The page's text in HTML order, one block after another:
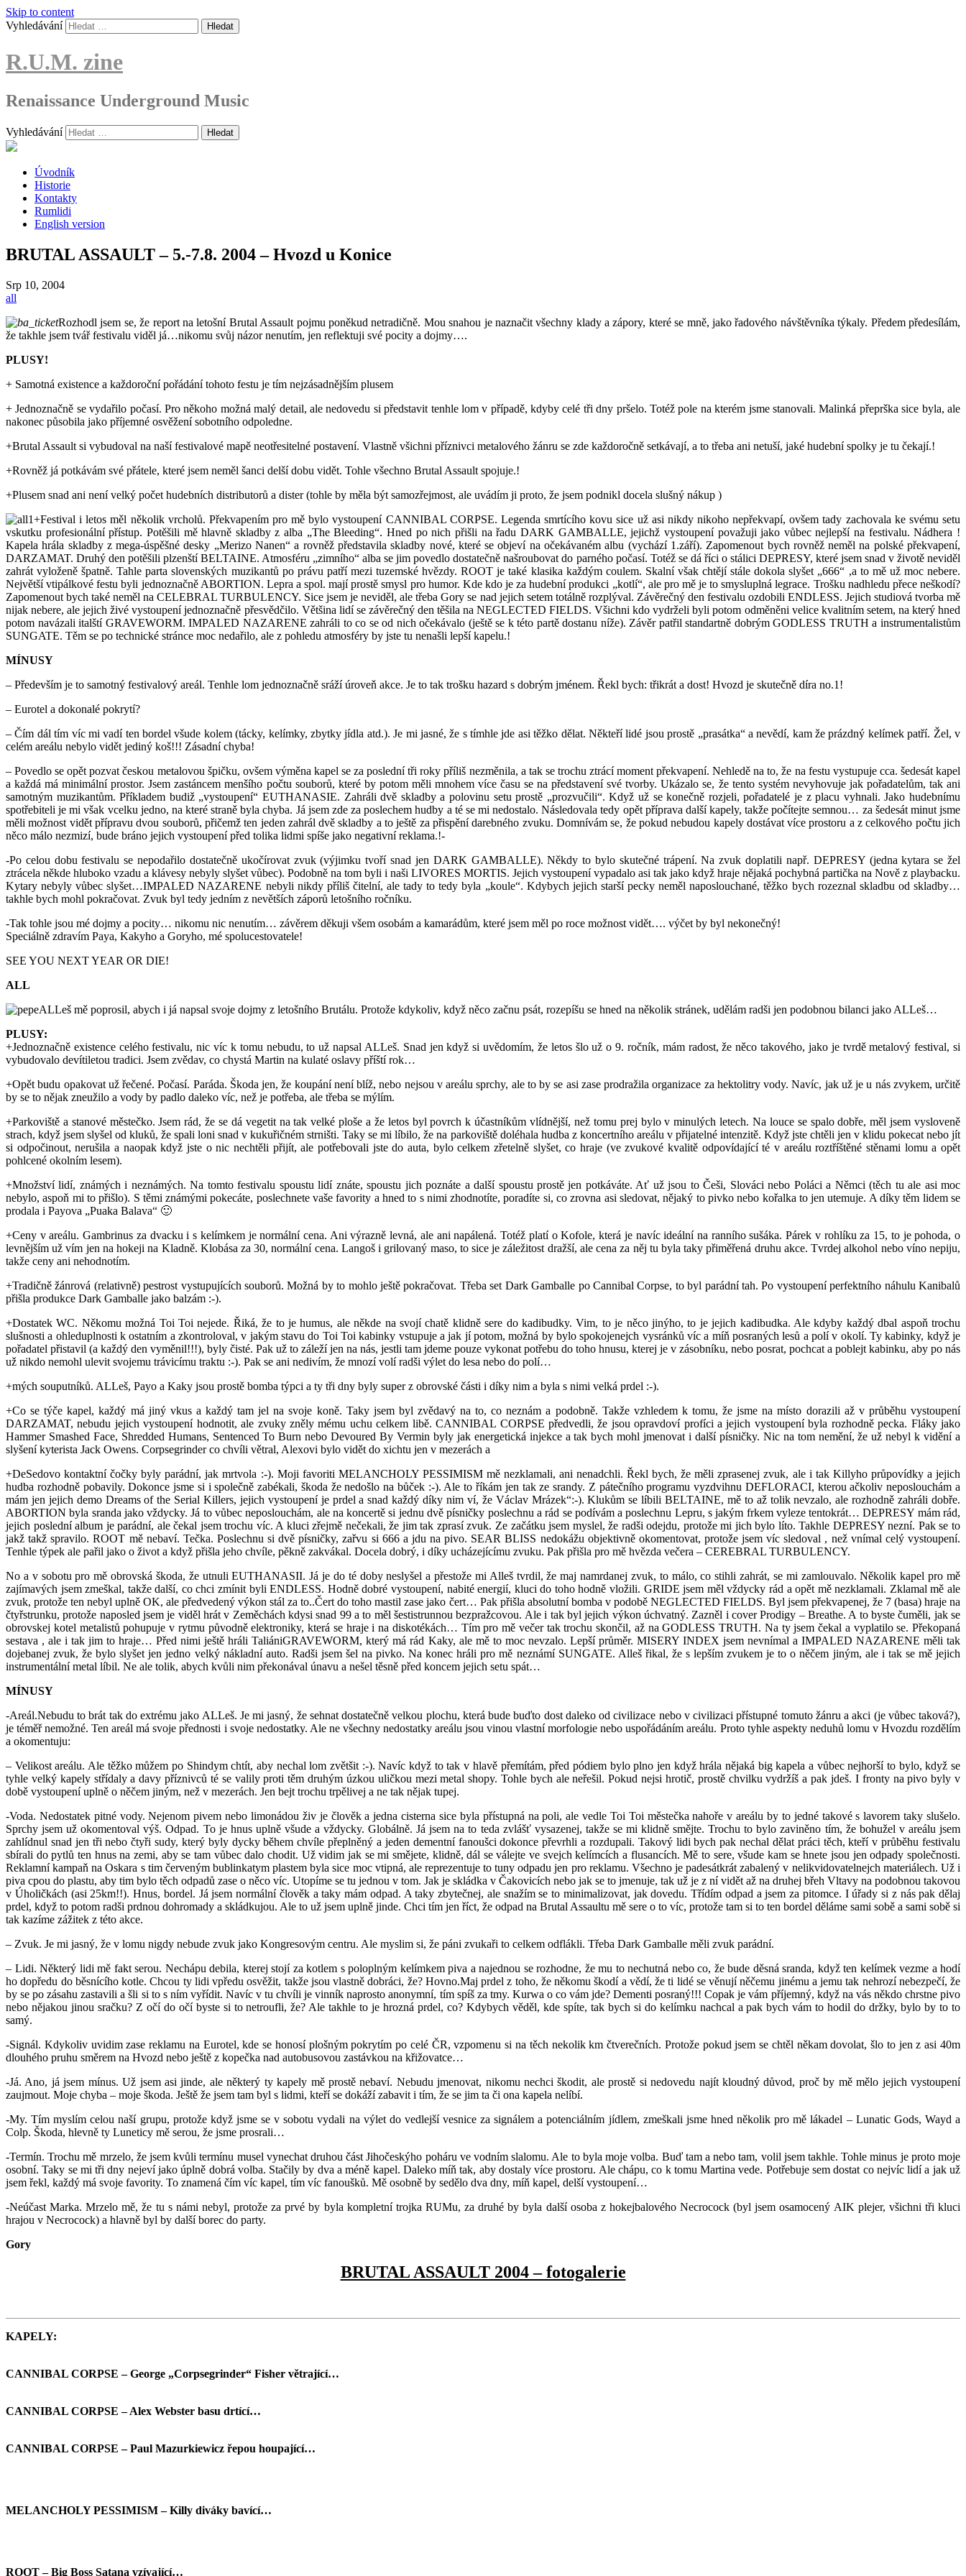
Skip to content
Vyhledávání
R.U.M. zine
Renaissance Underground Music
Vyhledávání
Úvodník
Historie
Kontakty
Rumlidi
English version
BRUTAL ASSAULT – 5.-7.8. 2004 – Hvozd u Konice
Srp 10, 2004
all
Rozhodl jsem se, že report na letošní Brutal Assault pojmu poněkud netradičně. Mou snahou je naznačit všechny klady a zápory, které se mně, jako řadového návštěvníka týkaly. Předem předesílám,
že takhle jsem tvář festivalu viděl já…nikomu svůj názor nenutím, jen reflektuji své pocity a dojmy….
PLUSY!
+ Samotná existence a každoroční pořádání tohoto festu je tím nejzásadnějším plusem
+ Jednoznačně se vydařilo počasí. Pro někoho možná malý detail, ale nedovedu si představit tenhle lom v případě, kdyby celé tři dny pršelo. Totéž pole na kterém jsme stanovali. Malinká přeprška sice byla, ale
nakonec působila jako příjemné osvěžení sobotního odpoledne.
+Brutal Assault si vybudoval na naší festivalové mapě neotřesitelné postavení. Vlastně všichni příznivci metalového žánru se zde každoročně setkávají, a to třeba ani netuší, jaké hudební spolky je tu čekají.!
+Rovněž já potkávám své přátele, které jsem neměl šanci delší dobu vidět. Tohle všechno Brutal Assault spojuje.!
+Plusem snad ani není velký počet hudebních distributorů a dister (tohle by měla být samozřejmost, ale uvádím ji proto, že jsem podnikl docela slušný nákup )
+Festival i letos měl několik vrcholů. Překvapením pro mě bylo vystoupení CANNIBAL CORPSE. Legenda smrtícího kovu sice už asi nikdy nikoho nepřekvapí, ovšem tady zachovala ke svému setu
vskutku profesionální přístup. Potěšili mě hlavně skladby z alba „The Bleeding“. Hned po nich přišli na řadu DARK GAMBALLE, jejichž vystoupení považuji jako vůbec nejlepší na festivalu. Nádhera !
Kapela hrála skladby z mega-úspěšné desky „Merizo Nanen“ a rovněž představila skladby nové, které se objeví na očekávaném albu (vychází 1.září). Zapomenout bych rovněž neměl na polské překvapení,
DARZAMAT. Druhý den potěšili plzenští BELTAINE. Atmosféru „zimního“ alba se jim povedlo dostatečně našroubovat do parného počasí. Totéž se dá říci o stálici DEPRESY, které jsem snad v životě neviděl
zahrát vyloženě špatně. Tahle parta slovenských muzikantů po právu patří mezi tuzemské hvězdy. ROOT je také klasika každým coulem. Skalní však chtějí stále dokola slyšet „666“ ,a to mě už moc nebere.
Největší vtipálkové festu byli jednoznačně ABORTION. Lepra a spol. mají prostě smysl pro humor. Kde kdo je za hudební produkci „kotlí“, ale pro mě je to smysluplná legrace. Trošku nadhledu přece neškodí?
Zapomenout bych také neměl na CELEBRAL TURBULENCY. Sice jsem je neviděl, ale třeba Gory se nad jejich setem totálně rozplýval. Závěrečný den festivalu ozdobili ENDLESS. Jejich studiová tvorba mě
nijak nebere, ale jejich živé vystoupení jednoznačně přesvědčilo. Většina lidí se závěrečný den těšila na NEGLECTED FIELDS. Všichni kdo vydrželi byli potom odměněni velice kvalitním setem, na který hned
potom navázali italští GRAVEWORM. IMPALED NAZARENE zahráli to co se od nich očekávalo (ještě se k této partě dostanu níže). Závěr patřil standartně dobrým GODLESS TRUTH a instrumentalistům
SUNGATE. Těm se po technické stránce moc nedařilo, ale z pohledu atmosféry by jste tu nenašli lepší kapelu.!
MÍNUSY
– Především je to samotný festivalový areál. Tenhle lom jednoznačně sráží úroveň akce. Je to tak trošku hazard s dobrým jménem. Řekl bych: třikrát a dost! Hvozd je skutečně díra no.1!
– Eurotel a dokonalé pokrytí?
– Čím dál tím víc mi vadí ten bordel všude kolem (tácky, kelímky, zbytky jídla atd.). Je mi jasné, že s tímhle jde asi těžko dělat. Někteří lidé jsou prostě „prasátka“ a nevědí, kam že prázdný kelímek patří. Žel, v
celém areálu nebylo vidět jediný koš!!! Zásadní chyba!
– Povedlo se opět pozvat českou metalovou špičku, ovšem výměna kapel se za poslední tři roky příliš nezměnila, a tak se trochu ztrácí moment překvapení. Nehledě na to, že na festu vystupuje cca. šedesát kapel
a každá má minimální prostor. Jsem zastáncem menšího počtu souborů, které by potom měli mnohem více času se na představení své tvorby. Ukázalo se, že tento systém nevyhovuje jak pořadatelům, tak ani
samotným muzikantům. Příkladem budiž „vystoupení“ EUTHANASIE. Zahráli dvě skladby a polovinu setu prostě „prozvučili“. Když už se konečně rozjeli, pořadatelé je z placu vyhnali. Jako hudebnímu
spotřebiteli je mi však vcelku jedno, na které straně byla chyba. Já jsem zde za poslechem hudby a té se mi nedostalo. Následovala tedy opět příprava další kapely, takže počítejte semnou… za šedesát minut jsme
měli možnost vidět přípravu dvou souborů, přičemž ten jeden zahrál dvě skladby a to ještě za přispění darebného zvuku. Domnívám se, že pokud nebudou kapely dostávat více prostoru a z celkového počtu jich
něco málo nezmizí, bude bráno jejich vystoupení před tolika lidmi spíše jako negativní reklama.!-
-Po celou dobu festivalu se nepodařilo dostatečně ukočírovat zvuk (výjimku tvoří snad jen DARK GAMBALLE). Někdy to bylo skutečné trápení. Na zvuk doplatili např. DEPRESY (jedna kytara se žel
ztrácela někde hluboko vzadu a klávesy nebyly slyšet vůbec). Podobně na tom byli i naši LIVORES MORTIS. Jejich vystoupení vypadalo asi tak jako když hraje nějaká pochybná partička na Nově z playbacku.
Kytary nebyly vůbec slyšet…IMPALED NAZARENE nebyli nikdy příliš čitelní, ale tady to tedy byla „koule“. Kdybych jejich starší pecky neměl naposlouchané, těžko bych rozeznal skladbu od skladby…
takhle bych mohl pokračovat. Zvuk byl tedy jedním z nevětších záporů letošního ročníku.
-Tak tohle jsou mé dojmy a pocity… nikomu nic nenutím… závěrem děkuji všem osobám a kamarádům, které jsem měl po roce možnost vidět…. výčet by byl nekonečný!
Speciálně zdravím Paya, Kakyho a Goryho, mé spolucestovatele!
SEE YOU NEXT YEAR OR DIE!
ALL
ALLeš mě poprosil, abych i já napsal svoje dojmy z letošního Brutálu. Protože kdykoliv, když něco začnu psát, rozepíšu se hned na několik stránek, udělám radši jen podobnou bilanci jako ALLeš…
PLUSY:
+Jednoznačně existence celého festivalu, nic víc k tomu nebudu, to už napsal ALLeš. Snad jen když si uvědomím, že letos šlo už o 9. ročník, mám radost, že něco takového, jako je tvrdě metalový festival, si
vybudovalo devítiletou tradici. Jsem zvědav, co chystá Martin na kulaté oslavy příští rok…
+Opět budu opakovat už řečené. Počasí. Paráda. Škoda jen, že koupání není blíž, nebo nejsou v areálu sprchy, ale to by se asi zase prodražila organizace za hektolitry vody. Navíc, jak už je u nás zvykem, určitě
by se to nějak zneužilo a vody by padlo daleko víc, než je potřeba, ale třeba se mýlím.
+Parkoviště a stanové městečko. Jsem rád, že se dá vegetit na tak velké ploše a že letos byl povrch k účastníkům vlídnější, než tomu prej bylo v minulých letech. Na louce se spalo dobře, měl jsem vysloveně
strach, když jsem slyšel od kluků, že spali loni snad v kukuřičném strništi. Taky se mi líbilo, že na parkoviště doléhala hudba z koncertního areálu v přijatelné intenzitě. Když jste chtěli jen v klidu pokecat nebo jít
si odpočinout, nerušila a naopak když jste o nic nechtěli přijít, ale potřebovali jste do auta, bylo celkem zřetelně slyšet, co hraje (ve zvukové kvalitě odpovídající té v areálu roztříštěné stěnami lomu a opět
pohlcené okolním lesem).
+Množství lidí, známých i neznámých. Na tomto festivalu spoustu lidí znáte, spoustu jich poznáte a další spoustu prostě jen potkáváte. Ať už jsou to Češi, Slováci nebo Poláci a Němci (těch tu ale asi moc
nebylo, aspoň mi to přišlo). S těmi známými pokecáte, poslechnete vaše favority a hned to s nimi zhodnotíte, poradíte si, co zrovna asi sledovat, nějaký to pivko nebo kořalka to jen utemuje. A díky těm lidem se
prodala i Payova „Puaka Balava“ 🙂
+Ceny v areálu. Gambrinus za dvacku i s kelímkem je normální cena. Ani výrazně levná, ale ani napálená. Totéž platí o Kofole, která je navíc ideální na ranního sušáka. Párek v rohlíku za 15, to je pohoda, o
levnějším už vím jen na hokeji na Kladně. Klobása za 30, normální cena. Langoš i grilovaný maso, to sice je záležitost dražší, ale cena za něj tu byla taky přiměřená druhu akce. Tvrdej alkohol nebo víno nepiju,
takže ceny ani nehodnotím.
+Tradičně žánrová (relativně) pestrost vystupujících souborů. Možná by to mohlo ještě pokračovat. Třeba set Dark Gamballe po Cannibal Corpse, to byl parádní tah. Po vystoupení perfektního náhulu Kanibalů
přišla produkce Dark Gamballe jako balzám :-).
+Dostatek WC. Někomu možná Toi Toi nejede. Řiká, že to je humus, ale někde na svojí chatě klidně sere do kadibudky. Vim, to je něco jinýho, to je jejich kadibudka. Ale kdyby každý dbal aspoň trochu
slušnosti a ohleduplnosti k ostatním a zkontroloval, v jakým stavu do Toi Toi kabinky vstupuje a jak jí potom, možná by bylo spokojenejch vysránků víc a míň posraných lesů a polí v okolí. Ty kabinky, když je
pořadatel přistavil (a každý den vyměnil!!!), byly čisté. Pak už to záleží jen na nás, jestli tam jdeme pouze vykonat potřebu do toho hnusu, kterej je v zásobníku, nebo posrat, pochcat a poblejt kabinku, aby po nás
už nikdo nemohl ulevit svojemu trávicímu traktu :-). Pak se ani nedivím, že mnozí volí radši výlet do lesa nebo do polí…
+mých souputníků. ALLeš, Payo a Kaky jsou prostě bomba týpci a ty tři dny byly super z obrovské části i díky nim a byla s nimi velká prdel :-).
+Co se týče kapel, každý má jiný vkus a každý tam jel na svoje koně. Taky jsem byl zvědavý na to, co neznám a podobně. Takže vzhledem k tomu, že jsme na místo dorazili až v průběhu vystoupení
DARZAMAT, nebudu jejich vystoupení hodnotit, ale zvuky zněly mému uchu celkem libě. CANNIBAL CORPSE předvedli, že jsou opravdoví profíci a jejich vystoupení byla rozhodně pecka. Fláky jako
Hammer Smashed Face, Shredded Humans, Sentenced To Burn nebo Devoured By Vermin byly jak energetická injekce a tak bych mohl jmenovat i další písničky. Nic na tom nemění, že už nebyl k vidění a
slyšení kyterista Jack Owens. Corpsegrinder co chvíli větral, Alexovi bylo vidět do xichtu jen v mezerách a
+DeSedovo kontaktní čočky byly parádní, jak mrtvola :-). Moji favoriti MELANCHOLY PESSIMISM mě nezklamali, ani nenadchli. Řekl bych, že měli zprasenej zvuk, ale i tak Killyho průpovídky a jejich
hudba rozhodně pobavily. Dokonce jsme si i společně zabékali, škoda že nedošlo na bůček :-). Ale to říkám jen tak ze srandy. Z pátečního programu vyzdvihnu DEFLORACI, kterou ačkoliv neposlouchám a
mám jen jejich demo Dreams of the Serial Killers, jejich vystoupení je prdel a snad každý díky nim ví, že Václav Mrázek“:-). Klukům se líbili BELTAINE, mě to až tolik nevzalo, ale rozhodně zahráli dobře.
ABORTION byla sranda jako vždycky. Já to vůbec neposlouchám, ale na koncertě si jednu dvě písničky poslechnu a rád se podívám a poslechnu Lepru, s jakým frkem vyleze tentokrát… DEPRESY mám rád,
jejich poslední album je parádní, ale čekal jsem trochu víc. A kluci zřejmě nečekali, že jim tak zprasí zvuk. Ze začátku jsem myslel, že radši odejdu, protože mi jich bylo líto. Takhle DEPRESY nezní. Pak se to
jakž takž spravilo. ROOT mě nebaví. Tečka. Poslechnu si dvě písničky, zařvu si 666 a jdu na pivo. SEAR BLISS nedokážu objektivně okomentovat, protože jsem víc sledoval , než vnímal celý vystoupení.
Tenhle týpek ale pařil jako o život a když přišla jeho chvíle, pěkně zakvákal. Docela dobrý, i díky ucházejícímu zvuku. Pak přišla pro mě hvězda večera – CEREBRAL TURBULENCY.
No a v sobotu pro mě obrovská škoda, že utnuli EUTHANASII. Já je do té doby neslyšel a přestože mi Alleš tvrdil, že maj namrdanej zvuk, to málo, co stihli zahrát, se mi zamlouvalo. Několik kapel pro mě
zajímavých jsem zmeškal, takže další, co chci zmínit byli ENDLESS. Hodně dobré vystoupení, nabité energií, kluci do toho hodně vložili. GRIDE jsem měl vždycky rád a opět mě nezklamali. Zklamal mě ale
zvuk, protože ten nebyl uplně OK, ale předvedený výkon stál za to..Čert do toho mastil zase jako čert… Pak přišla absolutní bomba v podobě NEGLECTED FIELDS. Byl jsem překvapenej, že 7 (basa) hraje na
čtyřstrunku, protože naposled jsem je viděl hrát v Zeměchách kdysi snad 99 a to měl šestistrunnou bezpražcovou. Ale i tak byl jejich výkon úchvatný. Zazněl i cover Prodigy – Breathe. A to byste čuměli, jak se
obrovskej kotel metalistů pohupuje v rytmu původně elektroniky, která se hraje i na diskotékách… Tím pro mě večer tak trochu skončil, až na GODLESS TRUTH. Na ty jsem čekal a vyplatilo se. Překopaná
sestava , ale i tak jim to hraje… Před nimi ještě hráli TaliániGRAVEWORM, který má rád Kaky, ale mě to moc nevzalo. Lepší průměr. MISERY INDEX jsem nevnímal a IMPALED NAZARENE měli tak
dojebanej zvuk, že bylo slyšet jen jedno velký nákladní auto. Radši jsem šel na pivko. Na konec hráli pro mě neznámí SUNGATE. Alleš řikal, že s lepším zvukem je to o něčem jiným, ale i tak se mě jejich
instrumentální metal líbil. Ne ale tolik, abych kvůli nim překonával únavu a nešel těsně před koncem jejich setu spát…
MÍNUSY
-Areál.Nebudu to brát tak do extrému jako ALLeš. Je mi jasný, že sehnat dostatečně velkou plochu, která bude buďto dost daleko od civilizace nebo v civilizaci přístupné tomuto žánru a akci (je vůbec taková?),
je téměř nemožné. Ten areál má svoje přednosti i svoje nedostatky. Ale ne všechny nedostatky areálu jsou vinou vlastní morfologie nebo uspořádáním areálu. Proto tyhle aspekty neduhů lomu v Hvozdu rozdělím
a okomentuju:
– Velikost areálu. Ale těžko můžem po Shindym chtít, aby nechal lom zvětšit :-). Navíc když to tak v hlavě přemítám, před pódiem bylo plno jen když hrála nějaká big kapela a vůbec nejhorší to bylo, když se
tyhle velký kapely střídaly a davy příznivců té se valily proti těm druhým úzkou uličkou mezi metal shopy. Tohle bych ale neřešil. Pokud nejsi hrotič, prostě chvilku vydržíš a pak jdeš. I fronty na pivo byly v
době vystoupení uplně o něčem jiným, než v mezerách. Jen bejt trochu trpělivej a ne tak nějak tupej.
-Voda. Nedostatek pitné vody. Nejenom pivem nebo limonádou živ je člověk a jedna cisterna sice byla přístupná na poli, ale vedle Toi Toi městečka nahoře v areálu by to jedné takové s lavorem taky slušelo.
Sprchy jsem už okomentoval výš. Odpad. To je hnus uplně všude a vždycky. Globálně. Já jsem na to teda zvlášť vysazenej, takže se mi klidně smějte. Trochu to bylo zaviněno tím, že bohužel v areálu jsem
zahlídnul snad jen tři nebo čtyři sudy, který byly dycky během chvíle přeplněný a jeden dementní fanoušci dokonce převrhli a rozdupali. Takový lidi bych pak nechal dělat práci těch, kteří v průběhu festivalu
sbírali do pytlů ten hnus na zemi, aby se tam vůbec dalo chodit. Už vidim jak se mi smějete, klidně, dál se válejte ve svejch kelímcích a flusancích. Mě to sere, všude kam se hnete jsou jen odpady společnosti.
Reklamní kampaň na Oskara s tim červeným bublinkatym plastem byla sice moc vtipná, ale reprezentuje to tuny odpadu jen pro reklamu. Všechno je padesátkrát zabalený v nelikvidovatelnejch materiálech. Už i
piva cpou do plastu, aby tim bylo těch odpadů zase o něco víc. Utopíme se tu jednou v tom. Jak je skládka v Čakovicích nebo jak se to jmenuje, tak už je z ní vidět až na druhej břeh Vltavy na podobnou takovou
v Úholičkách (asi 25km!!). Hnus, bordel. Já jsem normální člověk a taky mám odpad. A taky zbytečnej, ale snažím se to minimalizovat, jak dovedu. Třídím odpad a jsem za pitomce. I úřady si z nás pak dělaj
prdel, když to potom radši prdnou dohromady a skládkujou. Ale to už jsem uplně jinde. Chci tím jen říct, že odpad na Brutal Assaultu mě sere o to víc, protože tam si to ten bordel děláme sami sobě a sami sobě si
tak kazíme zážitek z této akce.
– Zvuk. Je mi jasný, že v lomu nigdy nebude zvuk jako Kongresovým centru. Ale myslim si, že páni zvukaři to celkem odflákli. Třeba Dark Gamballe měli zvuk parádní.
– Lidi. Některý lidi mě fakt serou. Nechápu debila, kterej stojí za kotlem s poloplným kelímkem piva a najednou se rozhodne, že mu to nechutná nebo co, že bude děsná sranda, když ten kelímek vezme a hodí
ho dopředu do běsnícího kotle. Chcou ty lidi vpředu osvěžit, takže jsou vlastně dobráci, že? Hovno.Maj prdel z toho, že někomu škodí a vědí, že ti lidé se věnují něčemu jinému a jemu tak nehrozí nebezpečí, že
by se po zásahu zastavili a šli si to s ním vyřídit. Navíc v tu chvíli je vinník naprosto anonymní, tím spíš za tmy. Kurwa o co vám jde? Dementi posraný!!! Copak je vám příjemný, když na vás někdo chrstne pivo
nebo nějakou jinou sračku? Z očí do očí byste si to netroufli, že? Ale takhle to je hrozná prdel, co? Kdybych věděl, kde spíte, tak bych si do kelímku nachcal a pak bych vám to hodil do držky, bylo by to to
samý.
-Signál. Kdykoliv uvidim zase reklamu na Eurotel, kde se honosí plošným pokrytím po celé ČR, vzpomenu si na těch nekolik km čtverečních. Protože pokud jsem se chtěl někam dovolat, šlo to jen z asi 40m
dlouhého pruhu směrem na Hvozd nebo ještě z kopečka nad autobusovou zastávkou na křižovatce…
-Já. Ano, já jsem mínus. Už jsem asi jinde, ale některý ty kapely mě prostě nebaví. Nebudu jmenovat, nikomu nechci škodit, ale prostě si nedovedu najít kloudný důvod, proč by mě mělo jejich vystoupení
zaujmout. Moje chyba – moje škoda. Ještě že jsem tam byl s lidmi, kteří se dokáží zabavit i tím, že se jim ta či ona kapela nelíbí.
-My. Tím myslím celou naší grupu, protože když jsme se v sobotu vydali na výlet do vedlejší vesnice za signálem a potenciálním jídlem, zmeškali jsme hned několik pro mě lákadel – Lunatic Gods, Wayd a
Colp. Škoda, hlevně ty Luneticy mě serou, že jsme prosrali…
-Termín. Trochu mě mrzelo, že jsem kvůli termínu musel vynechat druhou část Jihočeskýho poháru ve vodním slalomu. Ale to byla moje volba. Buď tam a nebo tam, volil jsem takhle. Tohle minus je proto moje
osobní. Taky se mi tři dny nejeví jako úplně dobrá volba. Stačily by dva a méně kapel. Daleko míň tak, aby dostaly více prostoru. Ale chápu, co k tomu Martina vede. Potřebuje sem dostat co nejvíc lidí a jak už
jsem řekl, každý má svoje favority. To znamená čím víc kapel, tím víc fanoušků. Mě osobně by sedělo dva dny, míň kapel, delší vystoupení…
-Neúčast Marka. Mrzelo mě, že tu s námi nebyl, protože za prvé by byla kompletní trojka RUMu, za druhé by byla další osoba z hokejbalového Necrocock (byl jsem osamocený AIK plejer, všichni tři kluci
hrajou v Necrocock) a hlavně byl by další borec do party.
Gory
BRUTAL ASSAULT 2004 – fotogalerie
KAPELY:
CANNIBAL CORPSE – George „Corpsegrinder“ Fisher větrající…
CANNIBAL CORPSE – Alex Webster basu drtící…
CANNIBAL CORPSE – Paul Mazurkiewicz řepou houpající…
MELANCHOLY PESSIMISM – Killy diváky bavící…
ROOT – Big Boss Satana vzívající…